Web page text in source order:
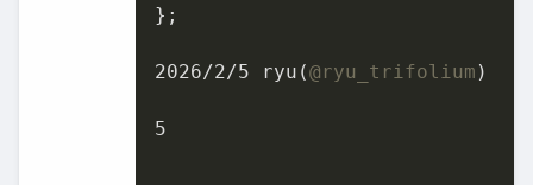
};
2026/2/5 ryu(@ryu_trifolium )
5